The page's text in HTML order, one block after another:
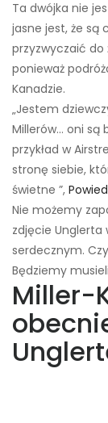
Ta dwójka nie
jasne jest, że są
przyzwyczaić
ponieważ
Kanadzie.
„Jestem
Millerów… oni są
przykład w
stronę siebie,
świetne ”,
Nie możemy
zdjęcie Unglerta
serdecznym.
Będziemy
Miller-